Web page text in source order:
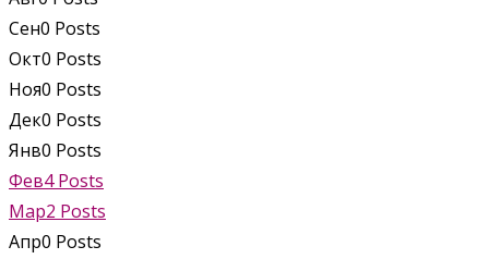
Сен0 Posts
Окт0 Posts
Ноя0 Posts
Дек0 Posts
Янв0 Posts
Фев4 Posts
Мар2 Posts
Апр0 Posts